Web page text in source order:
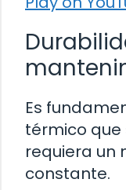
Es
térmico que
requiera un
constante.